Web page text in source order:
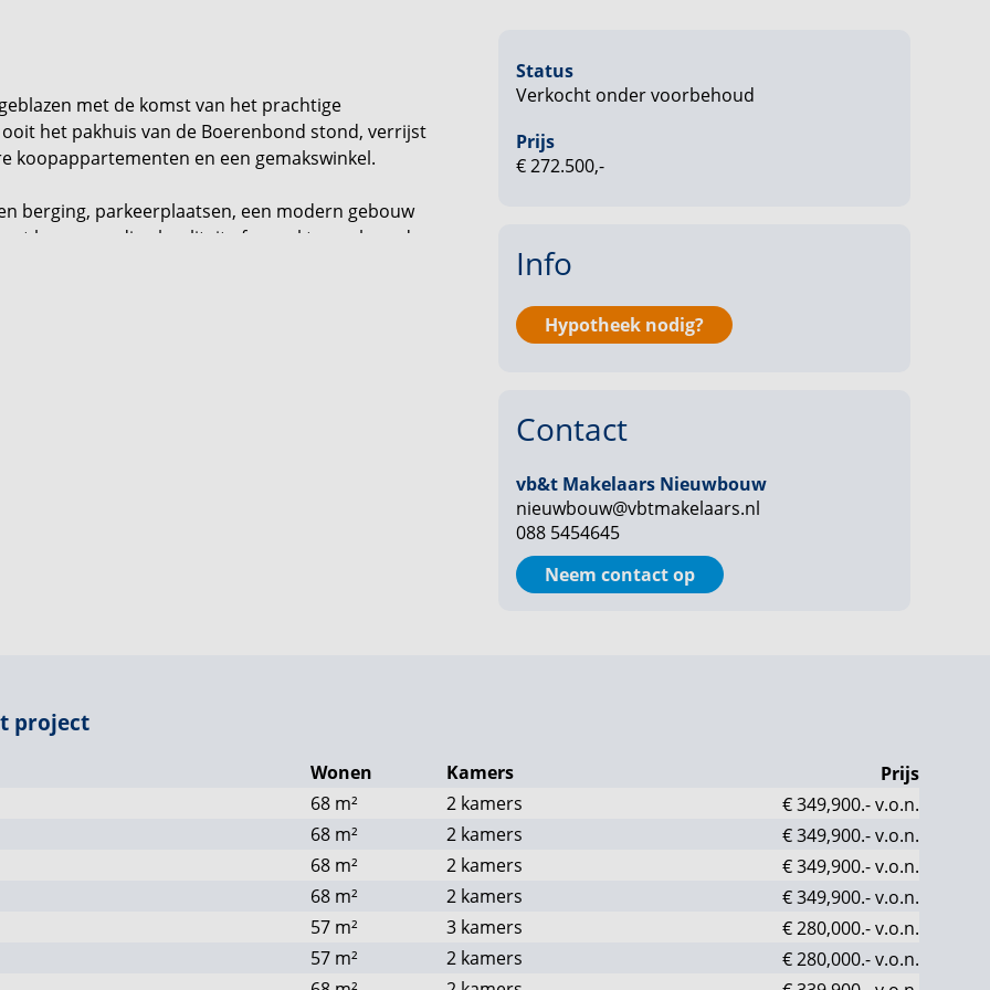
met de komst van het prachtige
ooit het pakhuis van de Boerenbond stond, verrijst
koopappartementen en een gemakswinkel.
berging, parkeerplaatsen, een modern gebouw
hoogwaardige kwaliteit afgewerkt opgeleverd.
het gemoedelijke Mariahout en op korte afstand
spreekt jou het meest aan? Laat het ons
pakhuys-mariahout.nl. zodat jouw
balkon op de 1e verdieping
Status
Verkocht onder voorbehoud
Prijs
€ 272.500,-
Info
Hypotheek nodig?
Contact
vb&t Makelaars Nieuwbouw
nieuwbouw@vbtmakelaars.nl
088 5454645
Neem contact op
project
Wonen Kamers
Prijs
68 m² 2 kamers € 349,900.-v.o.n.
68 m² 2 kamers € 349,900.-v.o.n.
68 m² 2 kamers € 349,900.-v.o.n.
68 m² 2 kamers € 349,900.-v.o.n.
57 m² 3 kamers € 280,000.-v.o.n.
57 m² 2 kamers € 280,000.-v.o.n.